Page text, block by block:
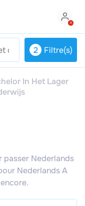
In Het Lager
2 Filtre(s)
passer Nederlands
Nederlands A